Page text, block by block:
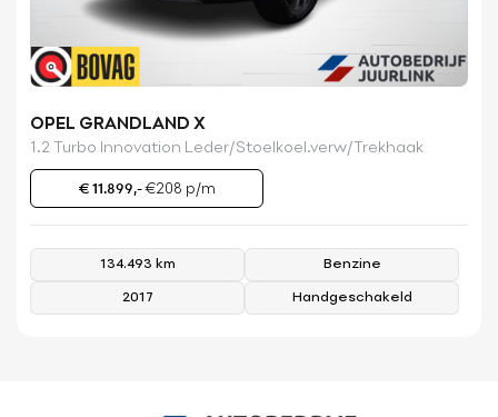
OPEL GRANDLAND X
1.2 Turbo Innovation Leder/Stoelkoel.verw/Trekhaak
€ 11.899,-€208 p/m
134.493 km Benzine
2017 Handgeschakeld